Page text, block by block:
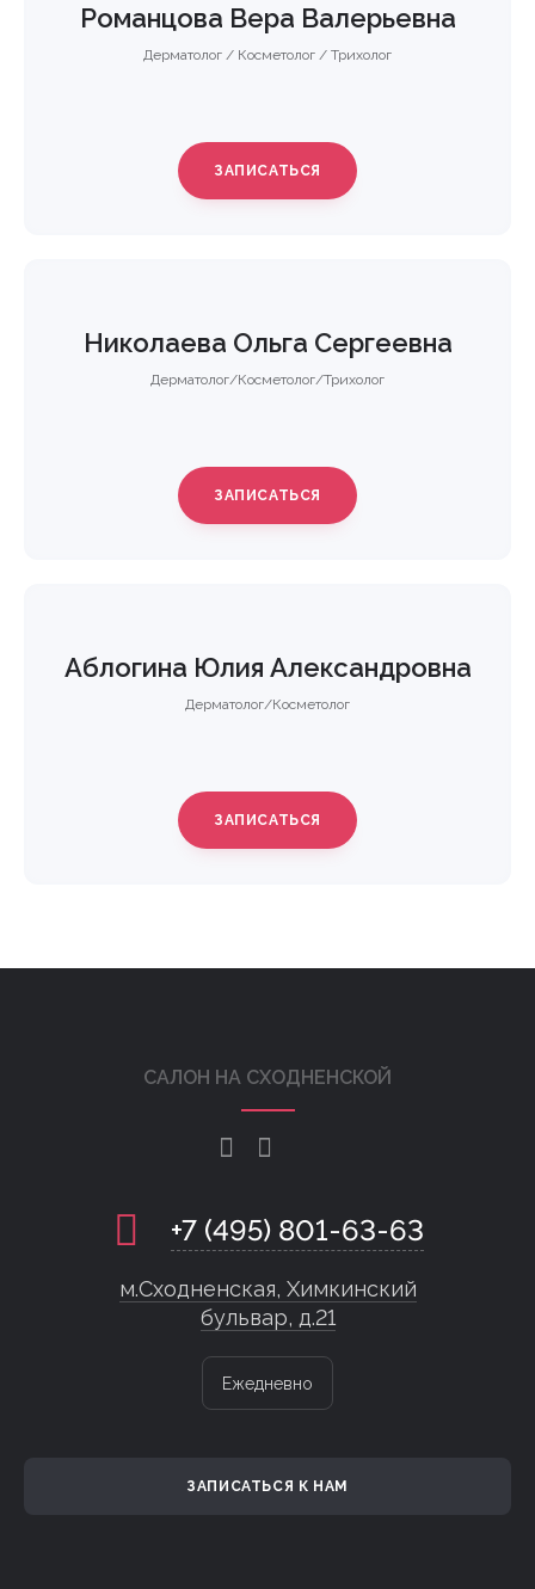
Романцoва Вера Валерьевна
Дерматолог / Косметолог / Трихолог
ЗАПИСАТЬСЯ
Николаева Ольга Сергеевна
Дерматолог/Косметолог/Трихолог
ЗАПИСАТЬСЯ
Аблогина Юлия Александровна
Дерматолог/Косметолог
ЗАПИСАТЬСЯ
САЛОН НА СХОДНЕНСКОЙ
+7 (495) 801-63-63
м.Сходненская, Химкинский
бульвар, д.21
Ежедневно
ЗАПИСАТЬСЯ К НАМ